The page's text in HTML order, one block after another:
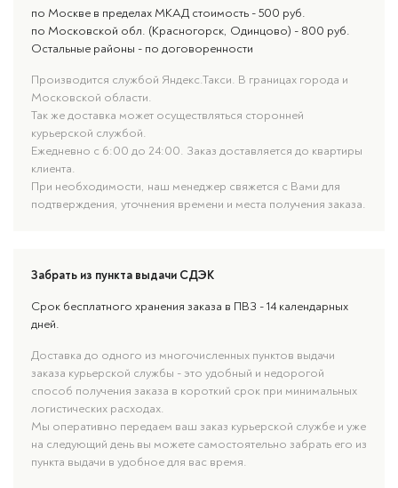
по Москве в пределах МКАД стоимость - 500 руб.
по Московской обл. (Красногорск, Одинцово) - 800 руб.
Остальные районы - по договоренности
Производится службой Яндекс.Такси. В границах города и
Московской области.
Так же доставка может осуществляться сторонней
курьерской службой.
Ежедневно с 6:00 до 24:00. Заказ доставляется до квартиры
клиента.
При необходимости, наш менеджер свяжется с Вами для
подтверждения, уточнения времени и места получения заказа.
Забрать из пункта выдачи СДЭК
Срок бесплатного хранения заказа в ПВЗ - 14 календарных
дней.
Доставка до одного из многочисленных пунктов выдачи
заказа курьерской службы - это удобный и недорогой
способ получения заказа в короткий срок при минимальных
логистических расходах.
Мы оперативно передаем ваш заказ курьерской службе и уже
на следующий день вы можете самостоятельно забрать его из
пункта выдачи в удобное для вас время.